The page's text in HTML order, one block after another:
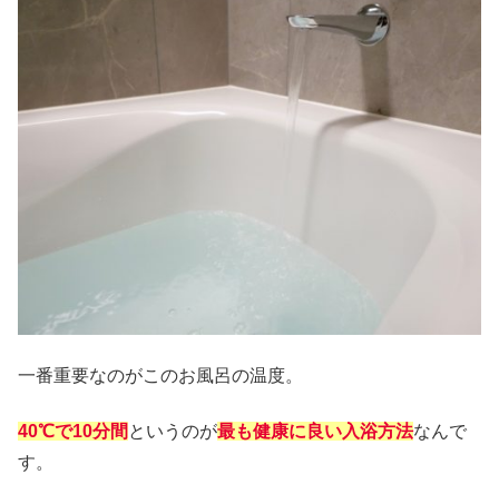
一番重要なのがこのお風呂の温度。
40℃で10分間 というのが最も健康に良い入浴方法なんで
す。